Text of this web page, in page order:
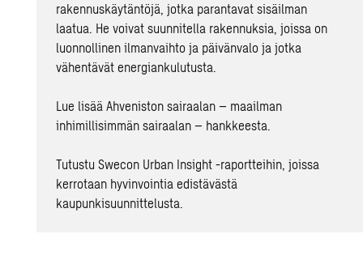
rakennuskäytäntöjä, jotka parantavat sisäilman
laatua. He voivat suunnitella rakennuksia, joissa on
luonnollinen ilmanvaihto ja päivänvalo ja jotka
vähentävät energiankulutusta.
Lue lisää Ahveniston sairaalan – maailman
inhimillisimmän sairaalan – hankkeesta.
Tutustu Swecon Urban Insight -raportteihin, joissa
kerrotaan hyvinvointia edistävästä
kaupunkisuunnittelusta.